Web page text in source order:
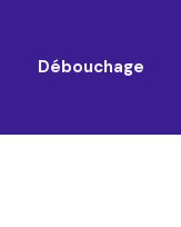
Débouchage